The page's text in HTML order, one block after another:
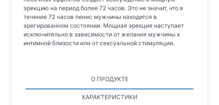
эрекцию на период более 72 часов. Это не значит, что в
течение 72 часов пенис мужчины находится в
эрегированном состоянии. Мощная эрекция наступает
исключительно в зависимости от желания мужчины к
интимной близости или от сексуальной стимуляции.
О ПРОДУКТЕ
ХАРАКТЕРИСТИКИ